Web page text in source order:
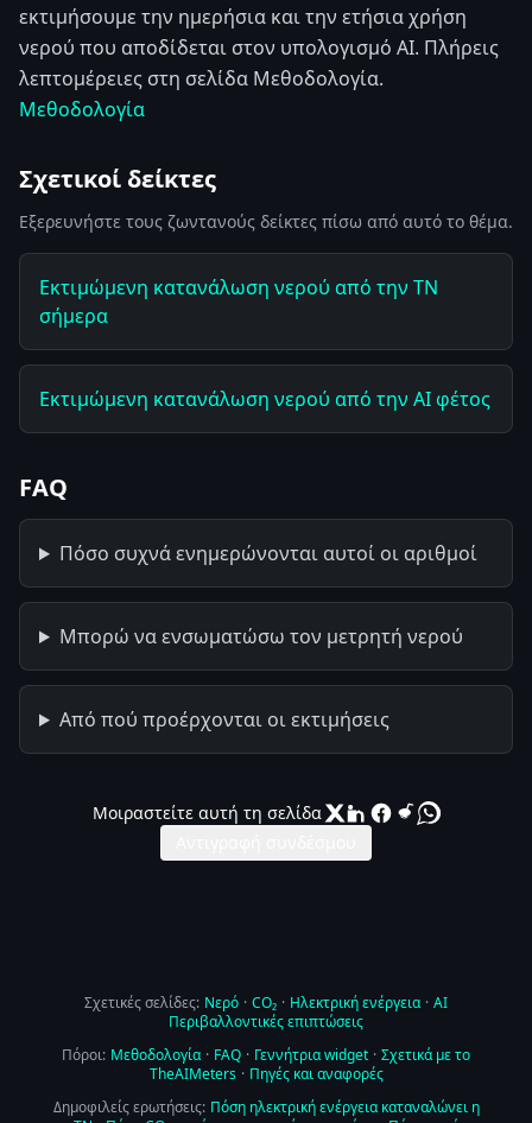
εκτιμήσουμε την ημερήσια και την ετήσια χρήση
νερού που αποδίδεται στον υπολογισμό AI. Πλήρεις
λεπτομέρειες στη σελίδα Μεθοδολογία.
Μεθοδολογία
Σχετικοί δείκτες
Εξερευνήστε τους ζωντανούς δείκτες πίσω από αυτό το θέμα.
Εκτιμώμενη κατανάλωση νερού από την ΤΝ
σήμερα
Εκτιμώμενη κατανάλωση νερού από την AI φέτος
FAQ
Πόσο συχνά ενημερώνονται αυτοί οι αριθμοί
Μπορώ να ενσωματώσω τον μετρητή νερού
Από πού προέρχονται οι εκτιμήσεις
Μοιραστείτε αυτή τη σελίδα
Σχετικές σελίδες: Νερό · CO₂ · Ηλεκτρική ενέργεια · AI
Περιβαλλοντικές επιπτώσεις
Πόροι: Μεθοδολογία · FAQ · Γεννήτρια widget · Σχετικά με το
TheAIMeters · Πηγές και αναφορές
Δημοφιλείς ερωτήσεις: Πόση ηλεκτρική ενέργεια καταναλώνει η